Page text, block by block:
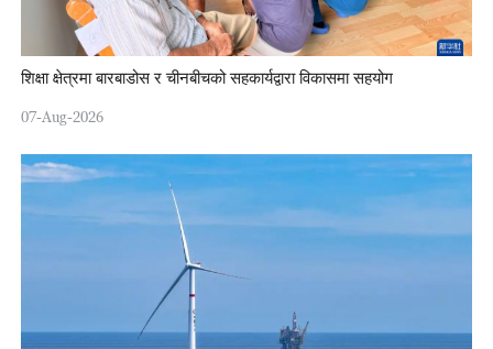
शिक्षा क्षेत्रमा बारबाडोस र चीनबीचको सहकार्यद्वारा विकासमा सहयोग
07-Aug-2026